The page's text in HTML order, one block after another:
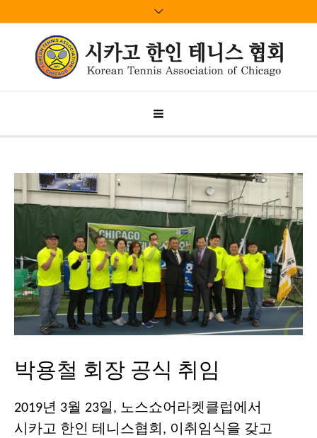
박용철 회장 공식 취임
2019년 3월 23일, 노스쇼어라켓클럽에서
시카고 한인 테니스협회, 이취임식을 갖고